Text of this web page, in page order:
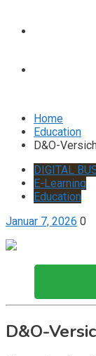
Home
Education
D&O-
DIGITAL
E-Learning
Education
Januar 7, 2026 0
D&O-